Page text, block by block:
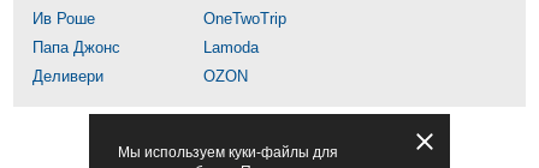
Ив Роше
OneTwoTrip
Папа Джонс
Lamoda
Деливери
OZON
Мы используем куки-файлы для